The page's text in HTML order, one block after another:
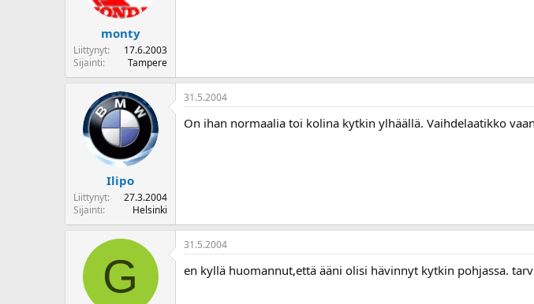
monty
Liittynyt
17.6.2003
Sijainti
Tampere
Ilipo
Liittynyt
27.3.2004
Sijainti
Helsinki
31.5.2004
On ihan normaalia toi kolina kytkin ylhäällä. Vaihdelaatikko
G
31.5.2004
en kyllä huomannut,että ääni olisi hävinnyt kytkin pohjassa.